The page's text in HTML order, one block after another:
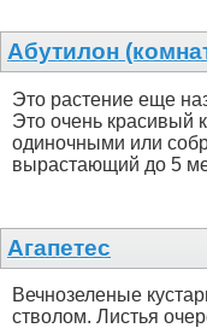
Абутилон
Это растение еще
Это очень красивый
одиночными или
вырастающий до 5
Агапетес
Вечнозеленые
стволом. Листья